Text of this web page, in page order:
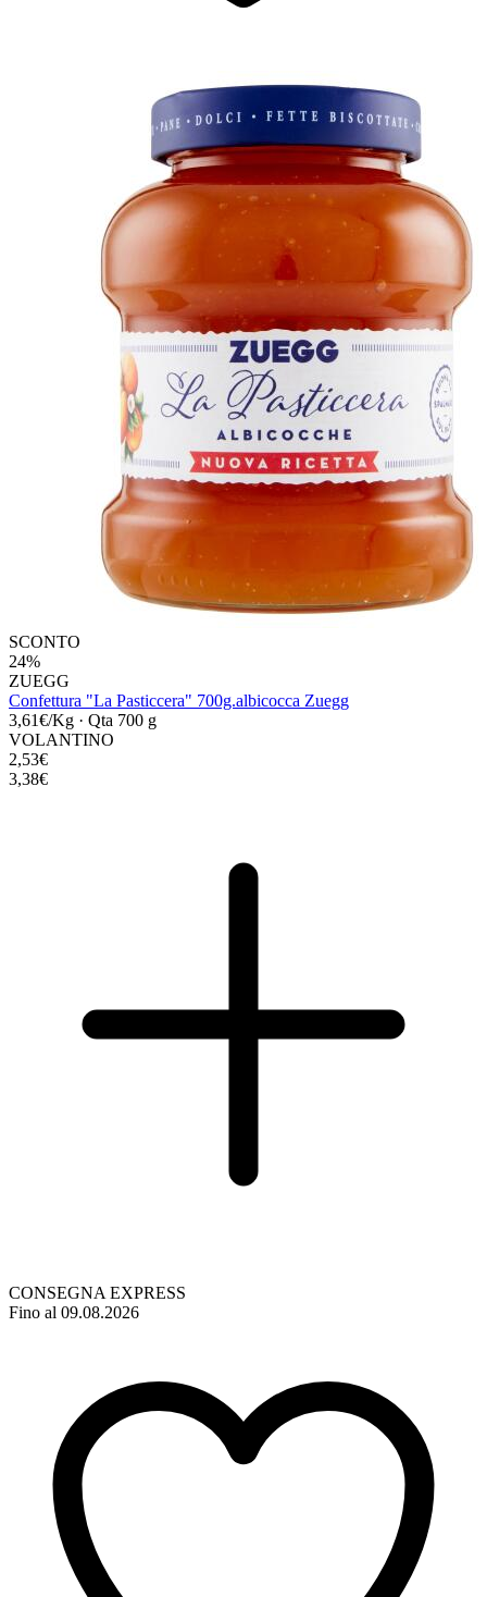
SCONTO
24%
ZUEGG
Confettura "La Pasticcera" 700g.albicocca Zuegg
3,61€/Kg · Qta 700 g
VOLANTINO
2,53€
3,38€
CONSEGNA EXPRESS
Fino al 09.08.2026